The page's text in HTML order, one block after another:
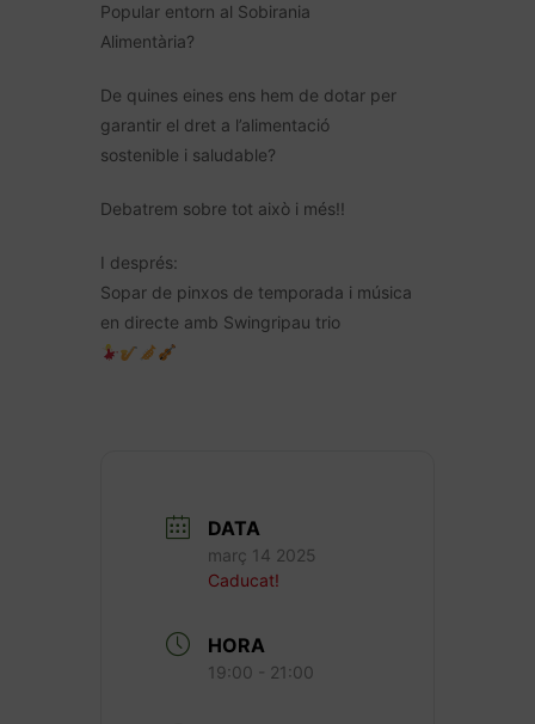
Popular entorn al Sobirania
Alimentària?
De quines eines ens hem de dotar per
garantir el dret a l’alimentació
sostenible i saludable?
Debatrem sobre tot això i més!!
I després:
Sopar de pinxos de temporada i música
en directe amb Swingripau trio
DATA
març 14 2025
Caducat!
HORA
19:00 - 21:00